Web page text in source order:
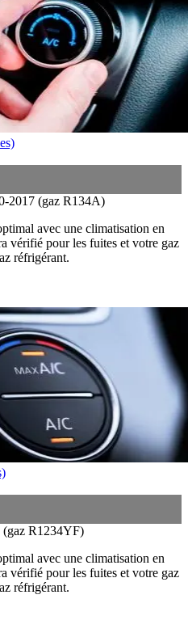
2017 (gaz R134A)
avec une climatisation en
vérifié pour les fuites et votre gaz
réfrigérant.
(gaz R1234YF)
avec une climatisation en
vérifié pour les fuites et votre gaz
réfrigérant.